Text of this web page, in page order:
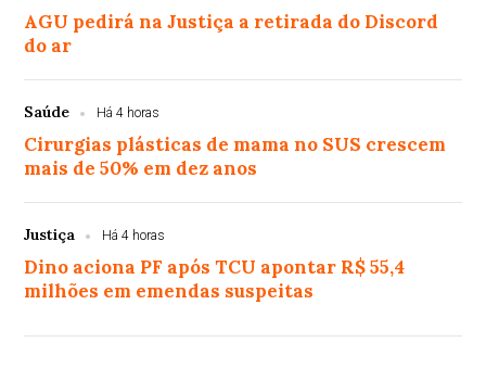
AGU pedirá na Justiça a retirada do Discord
do ar
Saúde Há 4 horas
Cirurgias plásticas de mama no SUS crescem
mais de 50% em dez anos
Justiça Há 4 horas
Dino aciona PF após TCU apontar R$ 55,4
milhões em emendas suspeitas